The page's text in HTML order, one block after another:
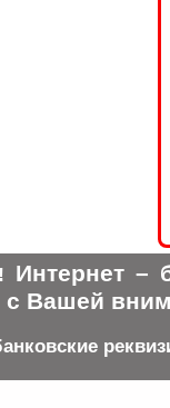
Интернет –
с Вашей